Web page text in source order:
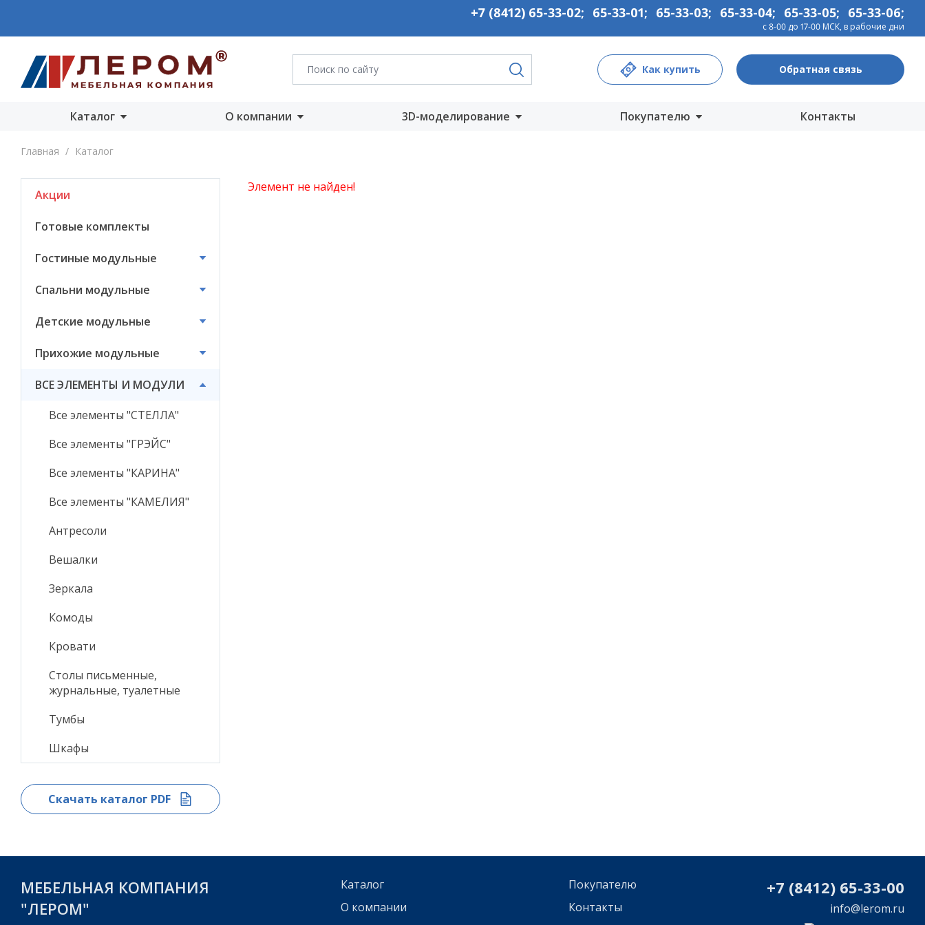
+7 (8412) 65-33-02; 65-33-01; 65-33-03; 65-33-04; 65-33-05; 65-33-06;
с 8-00 до 17-00 МСК, в рабочие дни
Как купить Обратная связь
Каталог
Акции
Детские модульные
Прихожие
ВСЕ ЭЛЕМЕНТЫ И
МОДУЛИ
О компании
3D-моделирование
Покупателю
Контакты
Главная / Каталог
Акции
Готовые комплекты
Гостиные модульные
Спальни модульные
Детские модульные
Прихожие модульные
ВСЕ ЭЛЕМЕНТЫ И МОДУЛИ
Все элементы "СТЕЛЛА"
Все элементы "ГРЭЙС"
Все элементы "КАРИНА"
Все элементы "КАМЕЛИЯ"
Антресоли
Вешалки
Зеркала
Комоды
Кровати
Столы письменные,
журнальные, туалетные
Тумбы
Шкафы
Скачать каталог PDF
Элемент не найден!
МЕБЕЛЬНАЯ КОМПАНИЯ
"ЛЕРОМ"
Каталог
О компании
Покупателю
Контакты
+7 (8412) 65-33-00
info@lerom.ru